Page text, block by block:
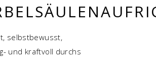
selbst­be­wusst,
und kraft­voll durchs